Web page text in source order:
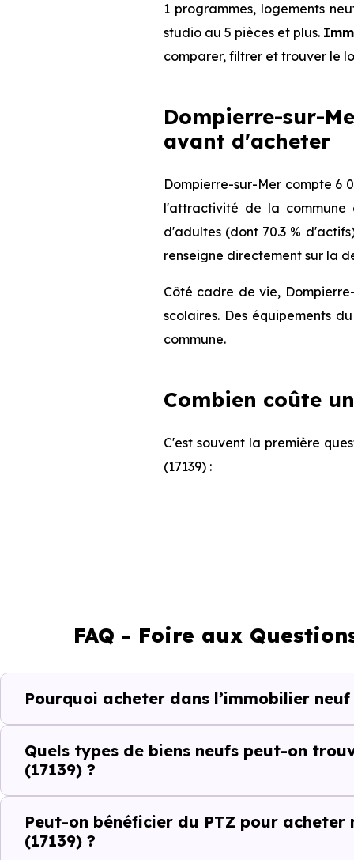
1 programmes, logements
studio au 5 pièces et plus.
comparer, filtrer et trouver le
Dompierre-sur-
avant d'acheter
Dompierre-sur-Mer compte 6
l'attractivité de la commune
d'adultes (dont 70.3 %
renseigne directement sur la
Côté cadre de vie,
scolaires. Des équipements
commune.
Combien coûte
C'est souvent la première
(17139) :
Ces prix varient selon la
programme. Notre moteur
Dompierre-sur-Mer (17139)
Le parc résidentiel de
Avec 78.5 % de
FAQ - Foire aux
Pourquoi acheter dans l’immobilier
Quels types de biens neufs peut-on
(17139) ?
Peut-on bénéficier du PTZ pour
(17139) ?